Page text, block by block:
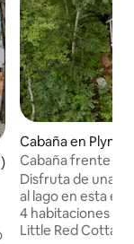
promedio: 4.76 de
Cabaña en
Cabaña frente al
fogata, parrilla y
Disfruta de una
al lago en esta
4 habitaciones y
Little Red